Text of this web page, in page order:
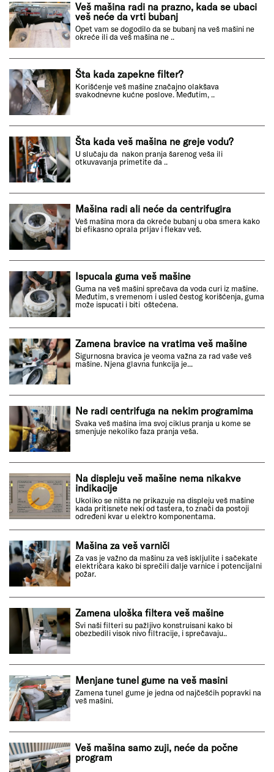
Veš mašina radi na prazno, kada se ubaci
veš neće da vrti bubanj
Opet vam se dogodilo da se bubanj na veš mašini ne
okreće ili da veš mašina ne ..
Šta kada zapekne filter?
Korišćenje veš mašine značajno olakšava
svakodnevne kućne poslove. Međutim, ..
Šta kada veš mašina ne greje vodu?
U slučaju da nakon pranja šarenog veša ili
otkuvavanja primetite da ..
Mašina radi ali neće da centrifugira
Veš mašina mora da okreće bubanj u oba smera kako
bi efikasno oprala prljav i flekav veš.
Ispucala guma veš mašine
Guma na veš mašini sprečava da voda curi iz mašine.
Međutim, s vremenom i usled čestog korišćenja, guma
može ispucati i biti oštećena.
Zamena bravice na vratima veš mašine
Sigurnosna bravica je veoma važna za rad vaše veš
mašine. Njena glavna funkcija je...
Ne radi centrifuga na nekim programima
Svaka veš mašina ima svoj ciklus pranja u kome se
smenjuje nekoliko faza pranja veša.
Na displeju veš mašine nema nikakve
indikacije
Ukoliko se ništa ne prikazuje na displeju veš mašine
kada pritisnete neki od tastera, to znači da postoji
određeni kvar u elektro komponentama.
Mašina za veš varniči
Za vas je važno da mašinu za veš iskljulite i sačekate
električara kako bi sprečili dalje varnice i potencijalni
požar.
Zamena uloška filtera veš mašine
Svi naši filteri su pažljivo konstruisani kako bi
obezbedili visok nivo filtracije, i sprečavaju..
Menjane tunel gume na veš masini
Zamena tunel gume je jedna od najčešćih popravki na
veš mašini.
Veš mašina samo zuji, neće da počne
program